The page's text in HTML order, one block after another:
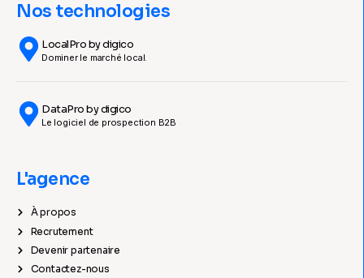
Nos technologies
LocalPro by digico
Dominer le marché local.
DataPro by digico
Le logiciel de prospection B2B
L'agence
À propos
Recrutement
Devenir partenaire
Contactez-nous